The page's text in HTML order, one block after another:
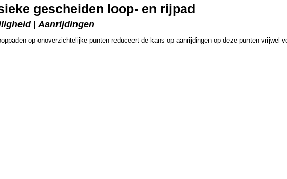
gescheiden loop- en rijpad
| Aanrijdingen
op onoverzichtelijke punten reduceert de kans op aanrijdingen op deze punten vrijwel